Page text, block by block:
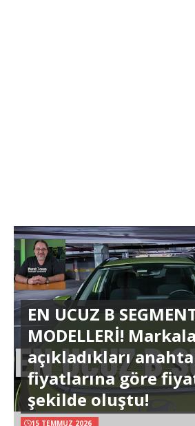
EN UCUZ B
MODELLERİ!
açıkladıkları
fiyatlarına göre
şekilde oluştu!
15 TEMMUZ 2026